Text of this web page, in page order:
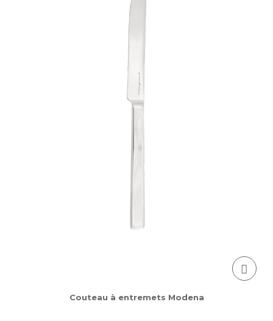
Couteau à entremets Modena